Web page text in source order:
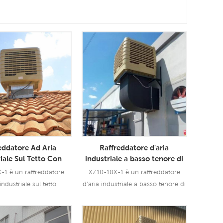
Ad Aria
Sul Tetto Con
Industriale
Ad Aria
Ad Aria
1 è un raffreddatore
sul tetto
che può essere
per tutti i tipi di
Raffreddatore d'aria
industriale a basso tenore di
carbonio a grande flusso
d'aria Raffreddatore d'aria
XZ10-18X-1 è un raffreddatore
d'aria industriale a basso tenore di
Raffreddatore d'aria evaporativo
montato sul tetto della Cina che